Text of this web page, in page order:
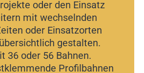
oder den Einsatz
mit wechselnden
oder Einsatzorten
gestalten.
36 oder 56 Bahnen.
Profilbahnen